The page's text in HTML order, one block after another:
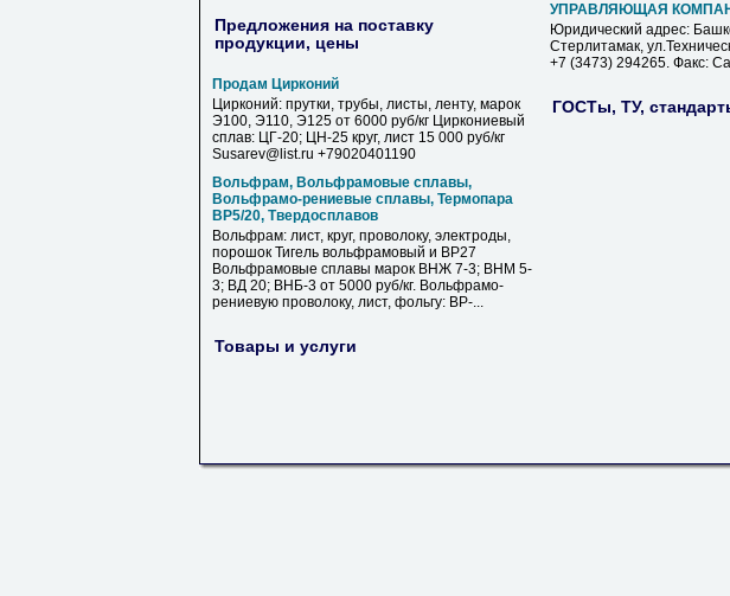
Предложения на поставку
продукции, цены
Продам Цирконий
Цирконий: прутки, трубы, листы, ленту, марок
Э100, Э110, Э125 от 6000 руб/кг Циркониевый
сплав: ЦГ-20; ЦН-25 круг, лист 15 000 руб/кг
Susarev@list.ru +79020401190
Вольфрам, Вольфрамовые сплавы,
Вольфрамо-рениевые сплавы, Термопара
ВР5/20, Твердосплавов
Вольфрам: лист, круг, проволоку, электроды,
порошок Тигель вольфрамовый и ВР27
Вольфрамовые сплавы марок ВНЖ 7-3; ВНМ 5-
3; ВД 20; ВНБ-3 от 5000 руб/кг. Вольфрамо-
рениевую проволоку, лист, фольгу: ВР-...
Товары и услуги
УПРАВЛЯЮЩАЯ
Юридический адрес:
Стерлитамак,
+7 (3473) 294265. Факс:
ГОСТы, ТУ,